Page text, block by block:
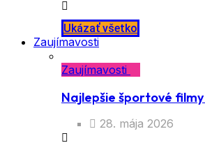
Ukázať všetko
Zaujímavosti
Zaujímavosti
Najlepšie športové
28. mája 2026